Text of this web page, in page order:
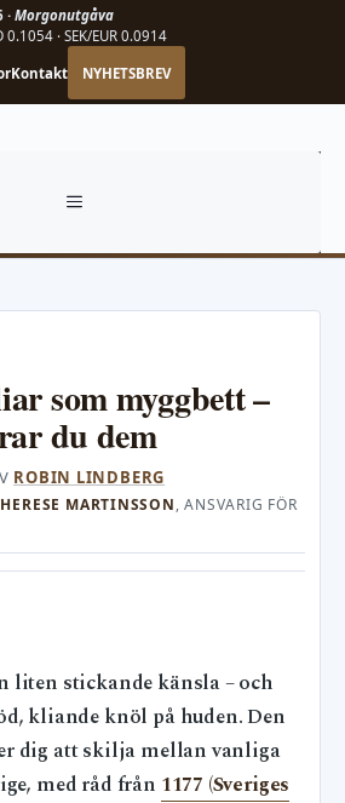
Morgonutgåva
0.1054 · SEK/EUR 0.0914
Kontakt NYHETSBREV
MENY
som myggbett –
du dem
ROBIN LINDBERG
MARTINSSON, ANSVARIG FÖR
liten stickande känsla – och
kliande knöl på huden. Den
dig att skilja mellan vanliga
med råd från 1177 (Sveriges